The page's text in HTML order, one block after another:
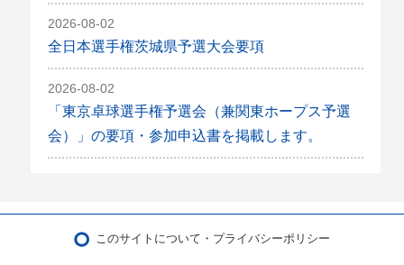
2026-08-02
全日本選手権茨城県予選大会要項
2026-08-02
「東京卓球選手権予選会（兼関東ホープス予選
会）」の要項・参加申込書を掲載します。
このサイトについて・プライバシーポリシー